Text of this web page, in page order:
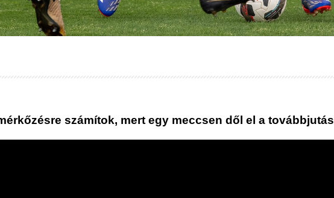
számítok, mert egy meccsen dől el a továbbjutás